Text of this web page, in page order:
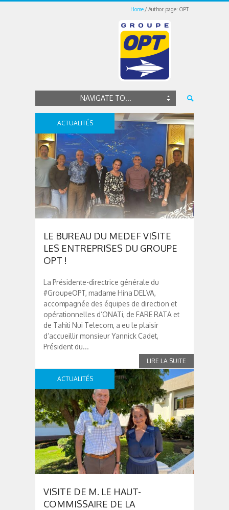
Home Author page: OPT
NAVIGATE TO...
ACTUALITÉS
LE BUREAU DU MEDEF VISITE
LES ENTREPRISES DU GROUPE
OPT !
La Présidente-directrice générale du
#GroupeOPT, madame Hina DELVA,
accompagnée des équipes de direction et
opérationnelles d’ONATi, de FARE RATA et
de Tahiti Nui Telecom, a eu le plaisir
d’accueillir monsieur Yannick Cadet,
Président du...
ACTUALITÉS
VISITE DE M. LE HAUT-
COMMISSAIRE DE LA